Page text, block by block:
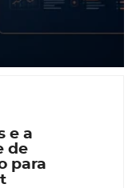
e a
de
para